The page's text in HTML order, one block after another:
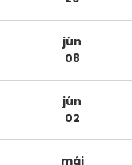
jún
08
jún
02
máj